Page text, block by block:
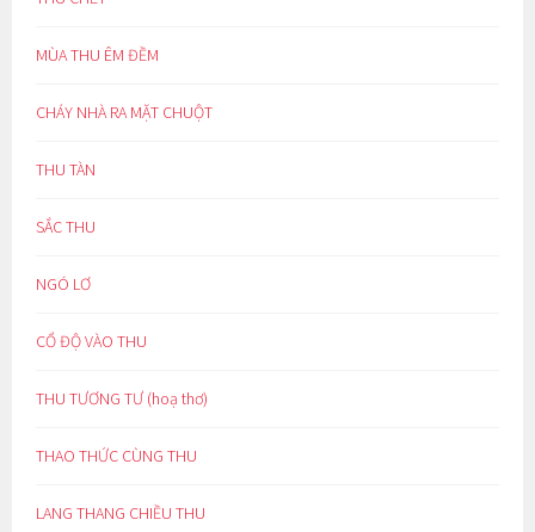
MÙA THU ÊM ĐỀM
CHÁY NHÀ RA MẶT CHUỘT
THU TÀN
SẮC THU
NGÓ LƠ
CỔ ĐỘ VÀO THU
THU TƯƠNG TƯ (hoạ thơ)
THAO THỨC CÙNG THU
LANG THANG CHIỀU THU